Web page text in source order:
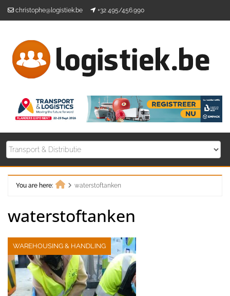
christophe@logistiek.be +32 495/456.990
You are here:
waterstoftanken
waterstoftanken
WAREHOUSING & HANDLING